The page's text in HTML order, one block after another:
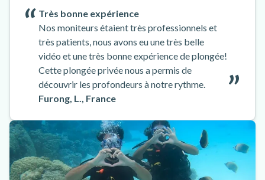
Très bonne expérience
Nos moniteurs étaient très professionnels et
très patients, nous avons eu une très belle
vidéo et une très bonne expérience de plongée!
Cette plongée privée nous a permis de
découvrir les profondeurs à notre rythme.
Furong, L., France